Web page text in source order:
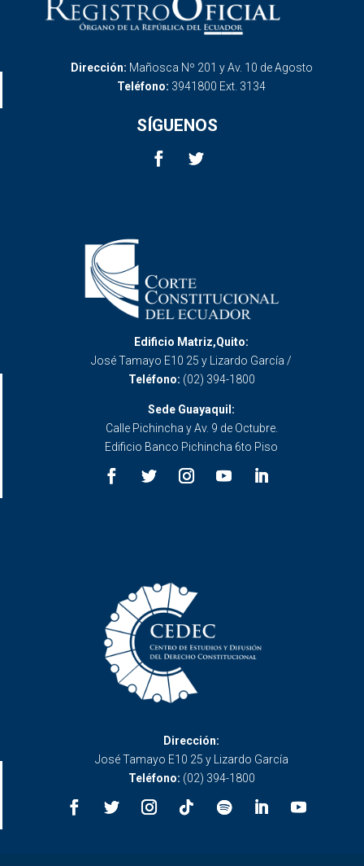
Dirección: Mañosca Nº 201 y Av. 10 de Agosto
Teléfono: 3941800 Ext. 3134
SÍGUENOS
Edificio Matriz,Quito:
José Tamayo E10 25 y Lizardo García /
Teléfono: (02) 394-1800
Sede Guayaquil:
Calle Pichincha y Av. 9 de Octubre.
Edificio Banco Pichincha 6to Piso
Dirección:
José Tamayo E10 25 y Lizardo García
Teléfono: (02) 394-1800